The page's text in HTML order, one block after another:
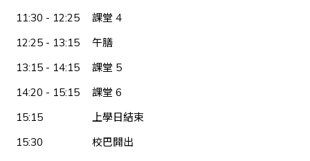
11:30 - 12:25
課堂 4
12:25 - 13:15
午膳
13:15 - 14:15
課堂 5
14:20 - 15:15
課堂 6
15:15
上學日結束
15:30
校巴開出